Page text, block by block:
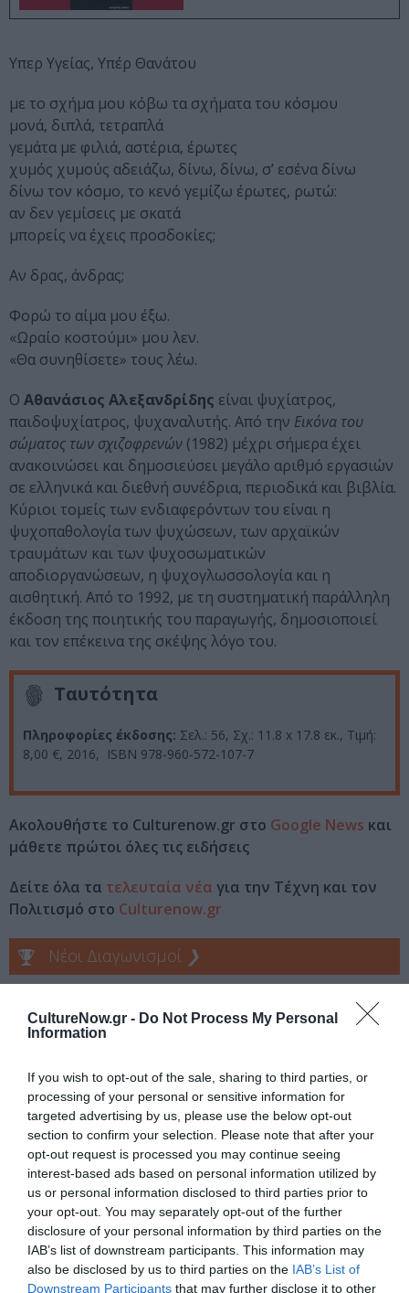
CultureNow.gr - Do Not Process My Personal
Information
If you wish to opt-out of the sale, sharing to third parties, or
processing of your personal or sensitive information for
targeted advertising by us, please use the below opt-out
section to confirm your selection. Please note that after your
opt-out request is processed you may continue seeing
interest-based ads based on personal information utilized by
us or personal information disclosed to third parties prior to
your opt-out. You may separately opt-out of the further
disclosure of your personal information by third parties on the
IAB’s list of downstream participants. This information may
also be disclosed by us to third parties on the IAB’s List of
Downstream Participants that may further disclose it to other
Υπερ Υγείας, Υπέρ Θανάτου
με το σχήμα μου κόβω τα σχήματα του κόσμου
μονά, διπλά, τετραπλά
γεμάτα με φιλιά, αστέρια, έρωτες
χυμός χυμούς αδειάζω, δίνω, δίνω, σ’ εσένα δίνω
δίνω τον κόσμο, το κενό γεμίζω έρωτες, ρωτώ:
αν δεν γεμίσεις με σκατά
μπορείς να έχεις προσδοκίες;
Αν δρας, άνδρας;
Φορώ το αίμα μου έξω.
«Ωραίο κοστούμι» μου λεν.
«Θα συνηθίσετε» τους λέω.
Ο Αθανάσιος Αλεξανδρίδης είναι ψυχίατρος,
παιδοψυχίατρος, ψυχαναλυτής. Από την Εικόνα του
σώματος των σχιζοφρενών (1982) μέχρι σήμερα έχει
ανακοινώσει και δημοσιεύσει μεγάλο αριθμό εργασιών
σε ελληνικά και διεθνή συνέδρια, περιοδικά και βιβλία.
Κύριοι τομείς των ενδιαφερόντων του είναι η
ψυχοπαθολογία των ψυχώσεων, των αρχαϊκών
τραυμάτων και των ψυχοσωματικών
αποδιοργανώσεων, η ψυχογλωσσολογία και η
αισθητική. Από το 1992, με τη συστηματική παράλληλη
έκδοση της ποιητικής του παραγωγής, δημοσιοποιεί
και τον επέκεινα της σκέψης λόγο του.
Ταυτότητα
Πληροφορίες έκδοσης: Σελ.: 56, Σχ.: 11.8 x 17.8 εκ., Τιμή:
8,00 €, 2016, ISBN 978-960-572-107-7
Ακολουθήστε το Culturenow.gr στο Google News και
μάθετε πρώτοι όλες τις ειδήσεις
Δείτε όλα τα τελευταία νέα για την Τέχνη και τον
Πολιτισμό στο Culturenow.gr
Νέοι Διαγωνισμοί ❯
ΕΚΔΟΣΕΙΣ ΙΚΑΡΟΣ
Newsletter
Κάθε βδομάδα στο e-mail σας τα τελευταία νέα για
την Τέχνη και τον Πολιτισμό!
Ακολουθήστε το Culturenow.gr